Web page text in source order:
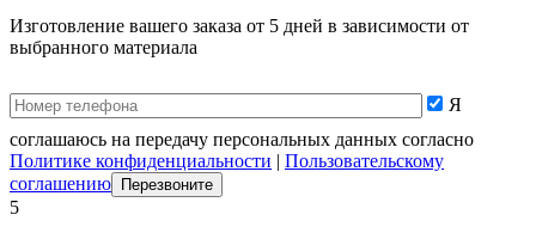
Изготовление вашего заказа от 5 дней в зависимости от
выбранного материала
Я
соглашаюсь на передачу персональных данных согласно
Политике конфиденциальности | Пользовательскому
соглашению
5